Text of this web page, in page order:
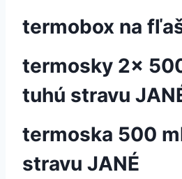
termobox na
termosky 2x
tuhú stravu
termoska 500
stravu JANÉ